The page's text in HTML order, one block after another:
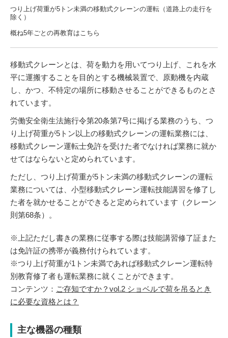
つり上げ荷重が5トン未満の移動式クレーンの運転（道路上の走行を
除く）
概ね5年ごとの再教育はこちら
移動式クレーンとは、荷を動力を用いてつり上げ、これを水
平に運搬することを目的とする機械装置で、原動機を内蔵
し、かつ、不特定の場所に移動させることができるものとさ
れています。
労働安全衛生法施行令第20条第7号に掲げる業務のうち、つ
り上げ荷重が5トン以上の移動式クレーンの運転業務には、
移動式クレーン運転士免許を受けた者でなければ業務に就か
せてはならないと定められています。
ただし、つり上げ荷重が5トン未満の移動式クレーンの運転
業務については、小型移動式クレーン運転技能講習を修了し
た者を就かせることができると定められています（クレーン
則第68条）。
※上記ただし書きの業務に従事する際は技能講習修了証また
は免許証の携帯が義務付けられています。
※つり上げ荷重が1トン未満であれば移動式クレーン運転特
別教育修了者も運転業務に就くことができます。
コンテンツ： ご存知ですか？vol.2 ショベルで荷を吊るとき
に必要な資格とは？
主な機器の種類